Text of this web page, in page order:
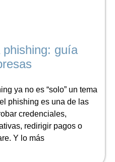
guía
ya no es “solo” un tema
phishing es una de las
credenciales,
redirigir pagos o
Y lo más